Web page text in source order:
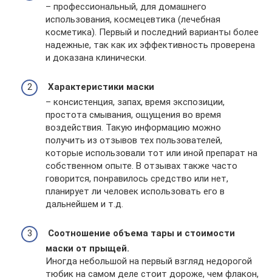
– профессиональный, для домашнего
использования, космецевтика (лечебная
косметика). Первый и последний варианты более
надежные, так как их эффективность проверена
и доказана клинически.
Характеристики маски
– консистенция, запах, время экспозиции,
простота смывания, ощущения во время
воздействия. Такую информацию можно
получить из отзывов тех пользователей,
которые использовали тот или иной препарат на
собственном опыте. В отзывах также часто
говорится, понравилось средство или нет,
планирует ли человек использовать его в
дальнейшем и т.д.
Соотношение объема тары и стоимости
маски от прыщей.
Иногда небольшой на первый взгляд недорогой
тюбик на самом деле стоит дороже, чем флакон,